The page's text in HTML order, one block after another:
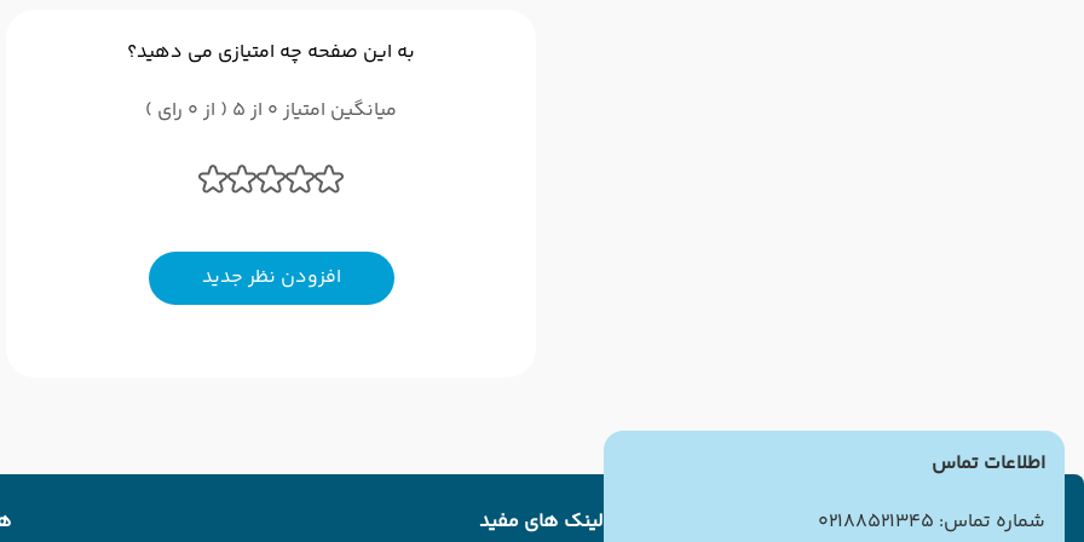
به این صفحه چه امتیازی می دهید؟
میانگین امتیاز 0 از 5 ( از 0 رای )
افزودن نظر جدید
اطلاعات تماس
شماره تماس: 02188521345
لینک های مفید